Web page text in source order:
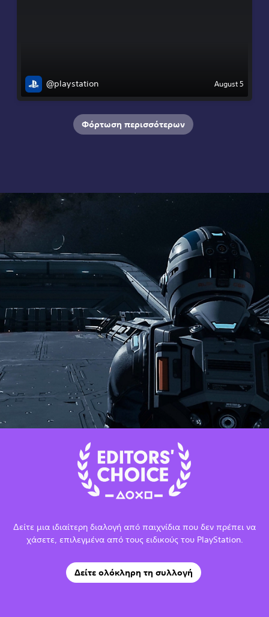
@playstation August 5
Φόρτωση περισσότερων
Δείτε μια ιδιαίτερη διαλογή από παιχνίδια που δεν πρέπει να
χάσετε, επιλεγμένα από τους ειδικούς του PlayStation.
Δείτε ολόκληρη τη συλλογή